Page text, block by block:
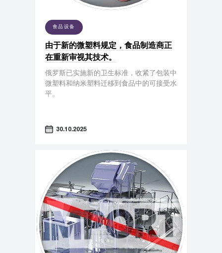
食品设备
由于新的微塑料规定，食品制造商正
在重新审视其技术。
俄罗斯已实施新的卫生标准，收紧了包装中
微塑料和纳米塑料迁移到食品中的可接受水
平。
30.10.2025